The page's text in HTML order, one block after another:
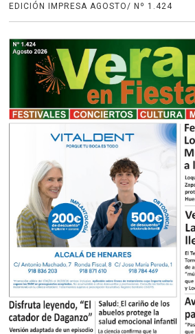
EDICIÓN IMPRESA AGOSTO/ Nº 1.424